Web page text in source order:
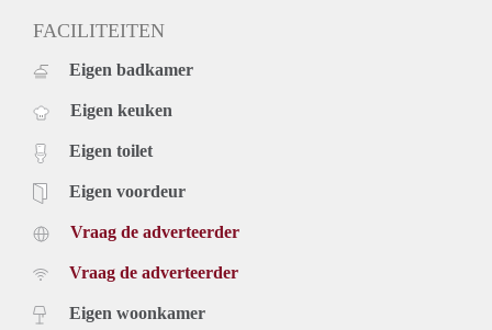
FACILITEITEN
Eigen badkamer
Eigen keuken
Eigen toilet
Eigen voordeur
Vraag de adverteerder
Vraag de adverteerder
Eigen woonkamer